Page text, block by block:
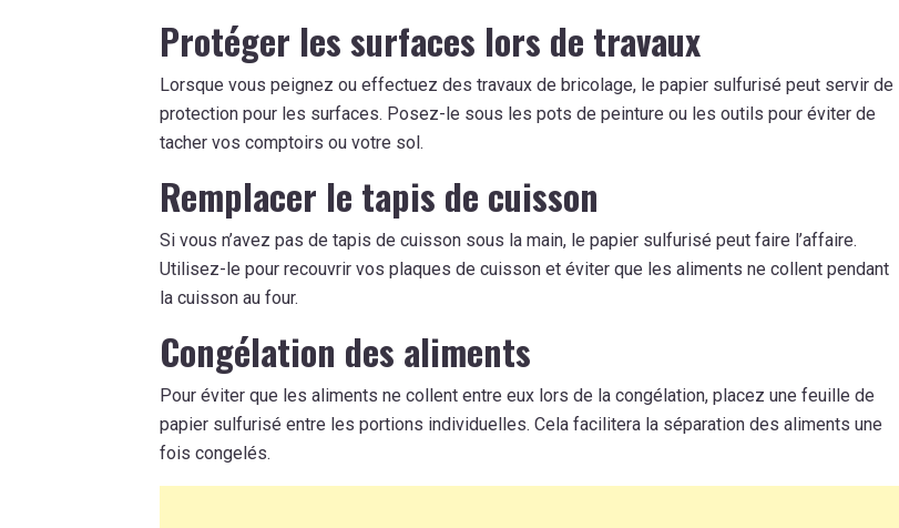
Protéger les surfaces lors de travaux
Lorsque vous peignez ou effectuez des travaux de bricolage, le papier sulfurisé peut servir de
protection pour les surfaces. Posez-le sous les pots de peinture ou les outils pour éviter de
tacher vos comptoirs ou votre sol.
Remplacer le tapis de cuisson
Si vous n’avez pas de tapis de cuisson sous la main, le papier sulfurisé peut faire l’affaire.
Utilisez-le pour recouvrir vos plaques de cuisson et éviter que les aliments ne collent pendant
la cuisson au four.
Congélation des aliments
Pour éviter que les aliments ne collent entre eux lors de la congélation, placez une feuille de
papier sulfurisé entre les portions individuelles. Cela facilitera la séparation des aliments une
fois congelés.